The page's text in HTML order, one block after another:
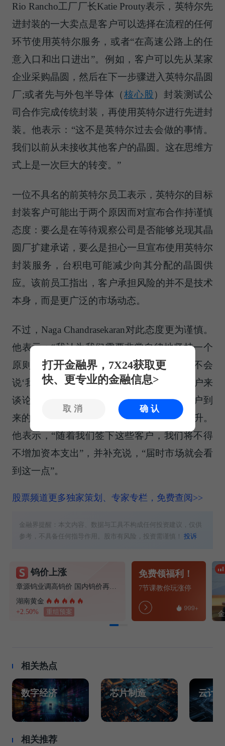
Rio Rancho工厂厂长Katie Prouty表示，英特尔先
进封装的一大卖点是客户可以选择在流程的任何
环节使用英特尔服务，或者“在高速公路上的任
意入口和出口进出”。例如，客户可以先从 某家
企业采购晶圆，然后在下一步骤进入英特尔晶圆
厂;或者先与外包半导体（核心股）封装测试公
司合作完成传统封装，再使用英特尔进行先进封
装。他表示：“这不是英特尔过去会做的事情。
我们以前从未接收其他客户的晶圆。这在思维方
式上是一次巨大的转变。”
一位不具名的前英特尔员工表示，英特尔的目标
封装客户可能出于两个原因而对宣布合作持谨慎
态度：要么是在等待观察公司是否能够兑现其晶
圆厂扩建承诺，要么是担心一旦宣布使用英特尔
封装服务，台积电可能减少向其分配的晶圆供
应。该前员工指出，客户承担风险的并不是技术
本身，而是更广泛的市场动态。
不过，Naga Chandrasekaran对此态度更为谨慎。
他表示：“我认为我们需要非常自律地坚持一个
原则，我们不会谈论客户。成功的代工厂不会
说‘我们已经签下这些客户’。我们希望由客户来
谈论我们的产品。”他指出，一个明显的客户到
来的信号将是英特尔代工业务支出的显著上升。
他表示，“随着我们签下这些客户，我们将不得
不增加资本支出”，并补充说，“届时市场就会看
到这一点”。
股票频道更多独家策划、专家专栏，免费查阅>>
金融界提醒：本文内容、数据与工具不构成任何投资建议，仅供
参考，不具备任何指导作用。股市有风险，投资需谨慎！投诉
钨价上涨
湖南黄金
+2.50%
重组预案
免费领福利！
7节课教你玩涨停
相关热点
数字经济 芯片制造 云计
相关推荐
打开金融界，7X24获取更
快、更专业的金融信息>
取消 确认